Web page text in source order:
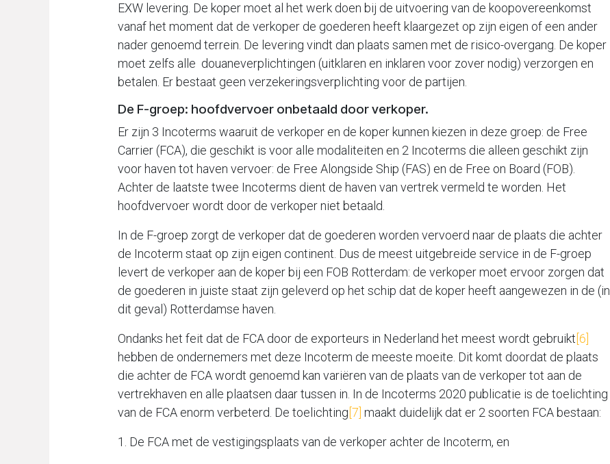
EXW levering. De koper moet al het werk doen bij de uitvoering van de koopovereenkomst
vanaf het moment dat de verkoper de goederen heeft klaargezet op zijn eigen of een ander
nader genoemd terrein. De levering vindt dan plaats samen met de risico-overgang. De koper
moet zelfs alle douaneverplichtingen (uitklaren en inklaren voor zover nodig) verzorgen en
betalen. Er bestaat geen verzekeringsverplichting voor de partijen.
De F-groep: hoofdvervoer onbetaald door verkoper.
Er zijn 3 Incoterms waaruit de verkoper en de koper kunnen kiezen in deze groep: de Free
Carrier (FCA), die geschikt is voor alle modaliteiten en 2 Incoterms die alleen geschikt zijn
voor haven tot haven vervoer: de Free Alongside Ship (FAS) en de Free on Board (FOB).
Achter de laatste twee Incoterms dient de haven van vertrek vermeld te worden. Het
hoofdvervoer wordt door de verkoper niet betaald.
In de F-groep zorgt de verkoper dat de goederen worden vervoerd naar de plaats die achter
de Incoterm staat op zijn eigen continent. Dus de meest uitgebreide service in de F-groep
levert de verkoper aan de koper bij een FOB Rotterdam: de verkoper moet ervoor zorgen dat
de goederen in juiste staat zijn geleverd op het schip dat de koper heeft aangewezen in de (in
dit geval) Rotterdamse haven.
Ondanks het feit dat de FCA door de exporteurs in Nederland het meest wordt gebruikt [6]
hebben de ondernemers met deze Incoterm de meeste moeite. Dit komt doordat de plaats
die achter de FCA wordt genoemd kan variëren van de plaats van de verkoper tot aan de
vertrekhaven en alle plaatsen daar tussen in. In de Incoterms 2020 publicatie is de toelichting
van de FCA enorm verbeterd. De toelichting [7] maakt duidelijk dat er 2 soorten FCA bestaan:
1. De FCA met de vestigingsplaats van de verkoper achter de Incoterm, en